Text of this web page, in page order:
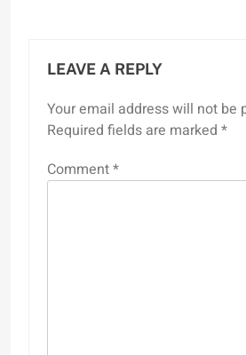
LEAVE A REPLY
Your email address will not be
Required fields are marked *
Comment*